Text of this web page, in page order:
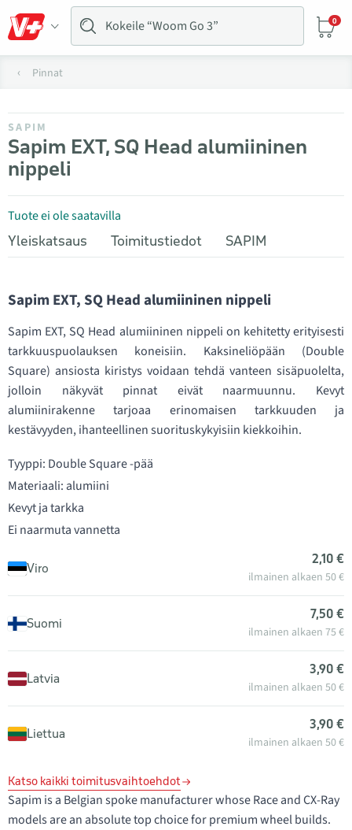
0
Pinnat
SAPIM
Sapim EXT, SQ Head alumiininen
nippeli
Tuote ei ole saatavilla
Yleiskatsaus
Toimitustiedot SAPIM
Sapim EXT, SQ Head alumiininen nippeli
Sapim EXT, SQ Head alumiininen nippeli on kehitetty erityisesti
tarkkuuspuolauksen koneisiin. Kaksineliöpään (Double
Square) ansiosta kiristys voidaan tehdä vanteen sisäpuolelta,
jolloin näkyvät pinnat eivät naarmuunnu. Kevyt
alumiinirakenne tarjoaa erinomaisen tarkkuuden ja
kestävyyden, ihanteellinen suorituskykyisiin kiekkoihin.
Tyyppi: Double Square -pää
Materiaali: alumiini
Kevyt ja tarkka
Ei naarmuta vannetta
Viro
2,10 €
ilmainen alkaen 50 €
Suomi
7,50 €
ilmainen alkaen 75 €
Latvia
3,90 €
ilmainen alkaen 50 €
Liettua
3,90 €
ilmainen alkaen 50 €
Katso kaikki toimitusvaihtoehdot
Sapim is a Belgian spoke manufacturer whose Race and CX-Ray
models are an absolute top choice for premium wheel builds.